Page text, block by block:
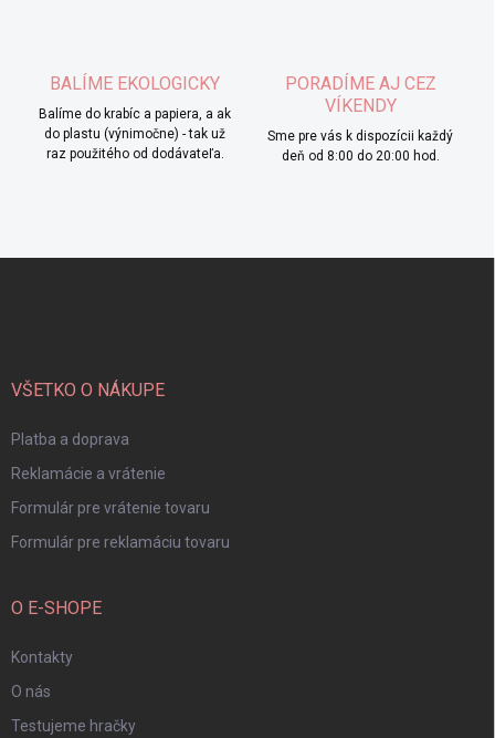
BALÍME EKOLOGICKY
Balíme do krabíc a papiera, a ak
do plastu (výnimočne) - tak už
raz použitého od dodávateľa.
PORADÍME AJ CEZ
VÍKENDY
Sme pre vás k dispozícii každý
deň od 8:00 do 20:00 hod.
VŠETKO O NÁKUPE
Platba a doprava
Reklamácie a vrátenie
Formulár pre vrátenie tovaru
Formulár pre reklamáciu tovaru
O E-SHOPE
Kontakty
O nás
Testujeme hračky